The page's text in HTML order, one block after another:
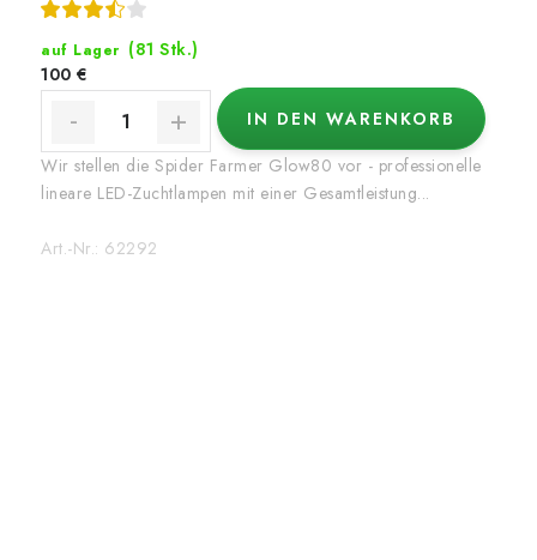
auf Lager (81 Stk.)
100 €
IN DEN WARENKORB
Wir stellen die Spider Farmer Glow80 vor - professionelle
lineare LED-Zuchtlampen mit einer Gesamtleistung...
Art.-Nr.: 62292